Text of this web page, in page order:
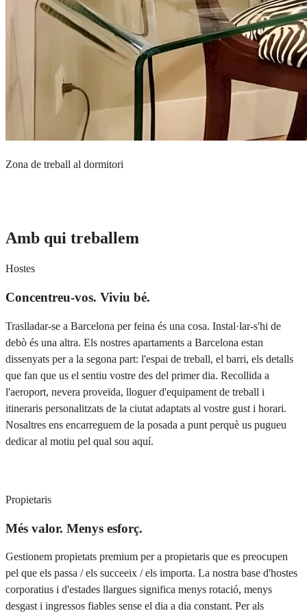
Zona de treball al dormitori
Amb qui treballem
Hostes
Concentreu-vos. Viviu bé.
Traslladar-se a Barcelona per feina és una cosa. Instal·lar-s'hi de
debò és una altra. Els nostres apartaments a Barcelona estan
dissenyats per a la segona part: l'espai de treball, el barri, els detalls
que fan que us el sentiu vostre des del primer dia. Recollida a
l'aeroport, nevera proveïda, lloguer d'equipament de treball i
itineraris personalitzats de la ciutat adaptats al vostre gust i horari.
Nosaltres ens encarreguem de la posada a punt perquè us pugueu
dedicar al motiu pel qual sou aquí.
Propietaris
Més valor. Menys esforç.
Gestionem propietats premium per a propietaris que es preocupen
pel que els passa / els succeeix / els importa. La nostra base d'hostes
corporatius i d'estades llargues significa menys rotació, menys
desgast i ingressos fiables sense el dia a dia constant. Per als